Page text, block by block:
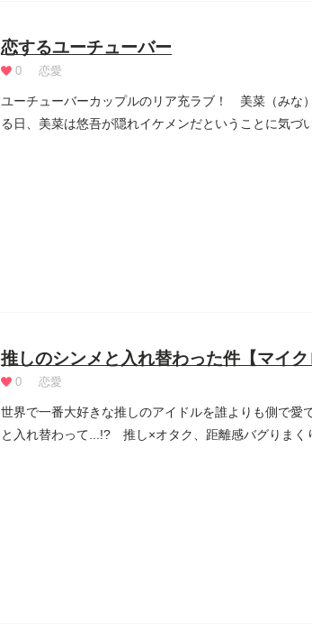
恋するユーチューバー
0 恋愛
ユーチューバーカップルのリア充ラブ！ 美菜（みな
る日、美菜は悠吾が隠れイケメンだということに気づ
推しのシンメと入れ替わった件【マイク
0 恋愛
世界で一番大好きな推しのアイドルを誰よりも側で
と入れ替わって...!? 推し×オタク、距離感バグりまく